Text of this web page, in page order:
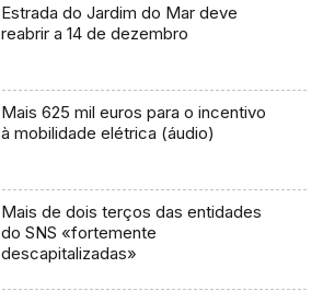
Estrada do Jardim do Mar deve
reabrir a 14 de dezembro
Mais 625 mil euros para o incentivo
à mobilidade elétrica (áudio)
Mais de dois terços das entidades
do SNS «fortemente
descapitalizadas»